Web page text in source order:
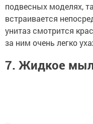
подвесных моделях,
встраивается
унитаз смотрится
за ним очень легко
7. Жидкое